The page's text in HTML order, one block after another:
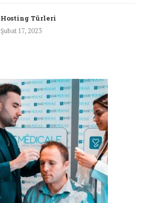
Hosting Türleri
Şubat 17, 2023